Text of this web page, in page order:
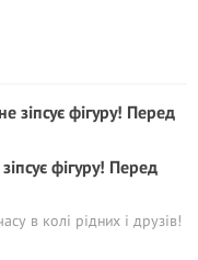
фігуру! Перед
в колі рідних і друзів!